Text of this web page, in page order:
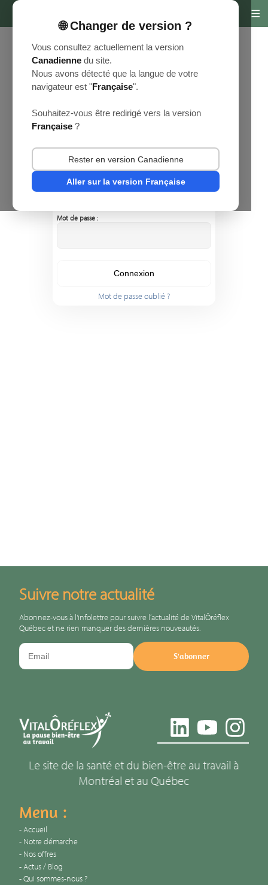
🌐 Changer de version ?
Vous consultez actuellement la version
Canadienne du site.
Nous avons détecté que la langue de votre
navigateur est "Française".
Souhaitez-vous être redirigé vers la version
Française ?
Rester en version Canadienne
Aller sur la version Française
Se connecter à l'espace
Mot de passe :
Connexion
Mot de passe oublié ?
Suivre notre actualité
Abonnez-vous à l'infolettre pour suivre l’actualité de VitalÔréflex
Québec et ne rien manquer des dernières nouveautés.
S'abonner
Le site de la santé et du bien-être au travail à
Montréal et au Québec
Menu :
Accueil
Notre démarche
Nos offres
Actus / Blog
Qui sommes-nous ?